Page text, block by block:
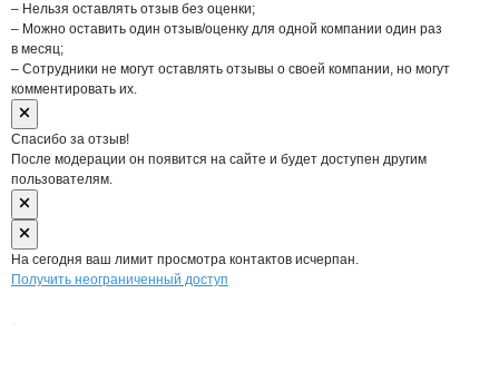
– Нельзя оставлять отзыв без оценки;
– Можно оставить один отзыв/оценку для одной компании один раз
в месяц;
– Сотрудники не могут оставлять отзывы о своей компании, но могут
комментировать их.
Спасибо за отзыв!
После модерации он появится на сайте и будет доступен другим
пользователям.
На сегодня ваш лимит просмотра контактов исчерпан.
Получить неограниченный доступ